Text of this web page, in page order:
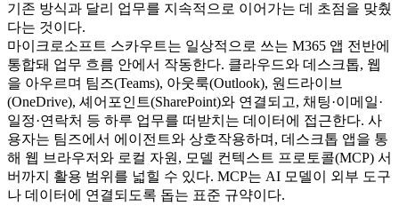
기존 방식과 달리 업무를 지속적으로 이어가는 데 초점을 맞췄
다는 것이다.
마이크로소프트 스카우트는 일상적으로 쓰는 M365 앱 전반에
통합돼 업무 흐름 안에서 작동한다. 클라우드와 데스크톱, 웹
을 아우르며 팀즈(Teams), 아웃룩(Outlook), 원드라이브
(OneDrive), 셰어포인트(SharePoint)와 연결되고, 채팅·이메일·
일정·연락처 등 하루 업무를 떠받치는 데이터에 접근한다. 사
용자는 팀즈에서 에이전트와 상호작용하며, 데스크톱 앱을 통
해 웹 브라우저와 로컬 자원, 모델 컨텍스트 프로토콜(MCP) 서
버까지 활용 범위를 넓힐 수 있다. MCP는 AI 모델이 외부 도구
나 데이터에 연결되도록 돕는 표준 규약이다.